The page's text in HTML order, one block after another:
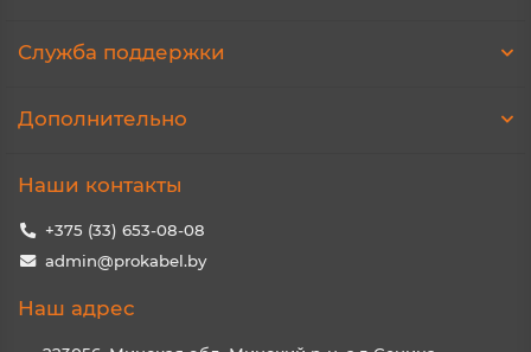
Служба поддержки
Дополнительно
Наши контакты
+375 (33) 653-08-08
admin@prokabel.by
Наш адрес